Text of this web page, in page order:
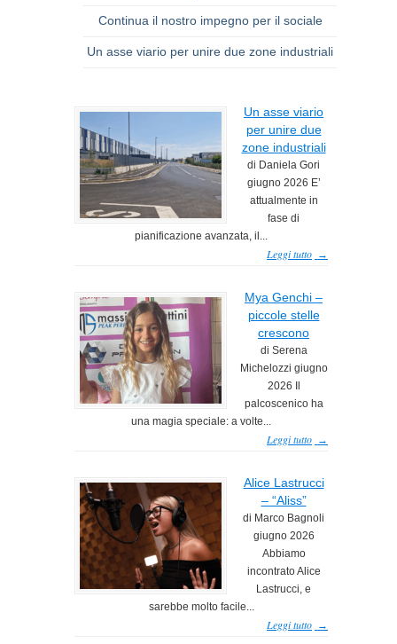
Continua il nostro impegno per il sociale
Un asse viario per unire due zone industriali
Un asse viario
per unire due
zone industriali
di Daniela Gori
giugno 2026 E’
attualmente in
fase di
pianificazione avanzata, il...
Leggi tutto →
Mya Genchi –
piccole stelle
crescono
di Serena
Michelozzi giugno
2026 Il
palcoscenico ha
una magia speciale: a volte...
Leggi tutto →
Alice Lastrucci
– “Aliss”
di Marco Bagnoli
giugno 2026
Abbiamo
incontrato Alice
Lastrucci, e
sarebbe molto facile...
Leggi tutto →